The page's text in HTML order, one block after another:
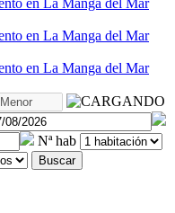
Nª hab
Buscar